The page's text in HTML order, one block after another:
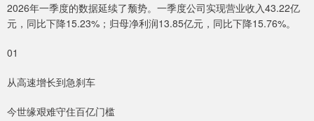
2026年一季度的数据延续了颓势。一季度公司实现营业收入43.22亿
元，同比下降15.23%；归母净利润13.85亿元，同比下降15.76%。
01
从高速增长到急刹车
今世缘艰难守住百亿门槛